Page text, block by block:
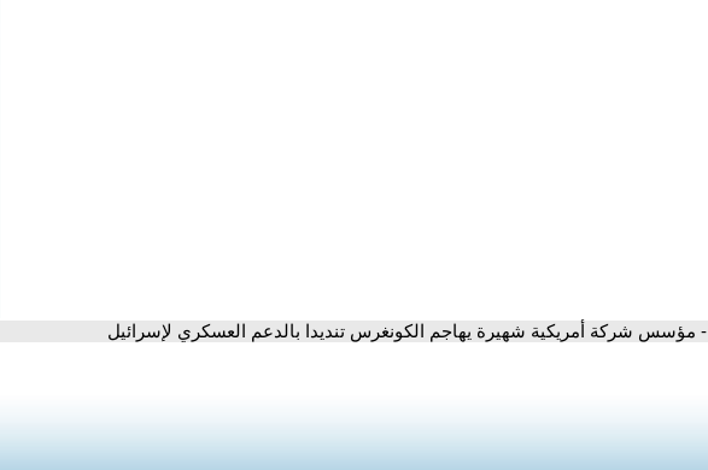
- مؤسس شركة أمريكية شهيرة يهاجم الكونغرس تنديدا بالدعم العسكري لإسرائيل